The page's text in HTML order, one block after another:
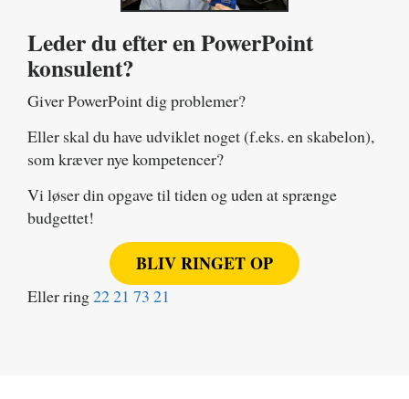
Leder du efter en PowerPoint
konsulent?
Giver PowerPoint dig problemer?
Eller skal du have udviklet noget (f.eks. en skabelon),
som kræver nye kompetencer?
Vi løser din opgave til tiden og uden at sprænge
budgettet!
BLIV RINGET OP
Eller ring22 21 73 21